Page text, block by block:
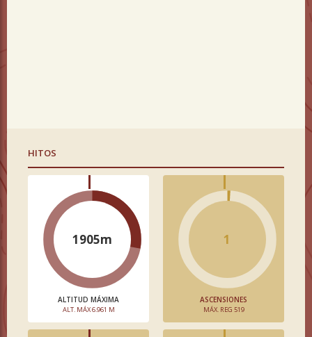
HITOS
1905m
ALTITUD MÁXIMA
ALT. MÁX 6.961 M
1
ASCENSIONES
MÁX. REG 519